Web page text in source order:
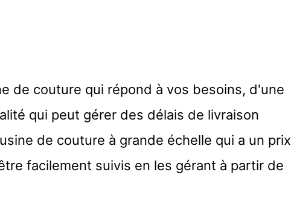
de couture qui répond à vos besoins, d'une
qui peut gérer des délais de livraison
de couture à grande échelle qui a un prix
facilement suivis en les gérant à partir de